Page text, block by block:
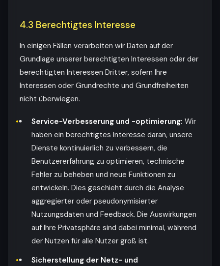
4.3 Berechtigtes Interesse
In einigen Fällen verarbeiten wir Daten auf der
Grundlage unserer berechtigten Interessen oder der
berechtigten Interessen Dritter, sofern Ihre
Interessen oder Grundrechte und Grundfreiheiten
nicht überwiegen.
Service-Verbesserung und -optimierung: Wir
haben ein berechtigtes Interesse daran, unsere
Dienste kontinuierlich zu verbessern, die
Benutzererfahrung zu optimieren, technische
Fehler zu beheben und neue Funktionen zu
entwickeln. Dies geschieht durch die Analyse
aggregierter oder pseudonymisierter
Nutzungsdaten und Feedback. Die Auswirkungen
auf Ihre Privatsphäre sind dabei minimal, während
der Nutzen für alle Nutzer groß ist.
Sicherstellung der Netz- und